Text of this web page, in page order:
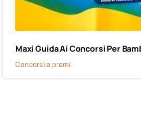
Maxi Guida Ai Concorsi Per
Concorsi a premi